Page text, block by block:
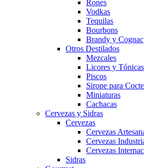
Rones
Vodkas
Tequilas
Bourbons
Brandy y Cognac
Otros Destilados
Mezcales
Licores y Tónicas
Piscos
Sirope para
Miniaturas
Cachacas
Cervezas y Sidras
Cervezas
Cervezas
Cervezas
Cervezas
Sidras